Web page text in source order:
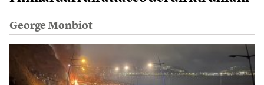
George Monbiot